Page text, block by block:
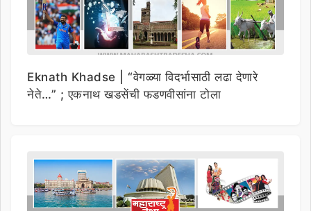
Eknath Khadse | “वेगळ्या विदर्भासाठी लढा देणारे
नेते…” ; एकनाथ खडसेंची फडणवीसांना टोला